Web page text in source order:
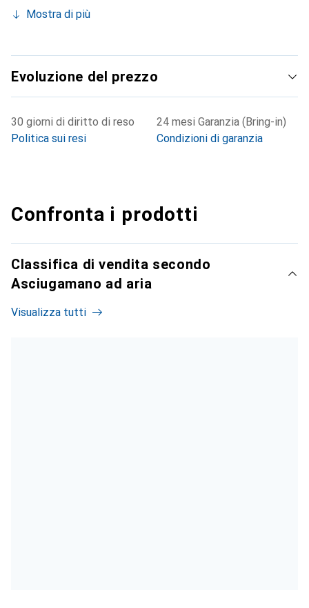
Mostra di più
Evoluzione del prezzo
30 giorni di diritto di reso
Politica sui resi
24 mesi Garanzia (Bring-in)
Condizioni di garanzia
Confronta i prodotti
Classifica di vendita secondo
Asciugamano ad aria
Visualizza tutti